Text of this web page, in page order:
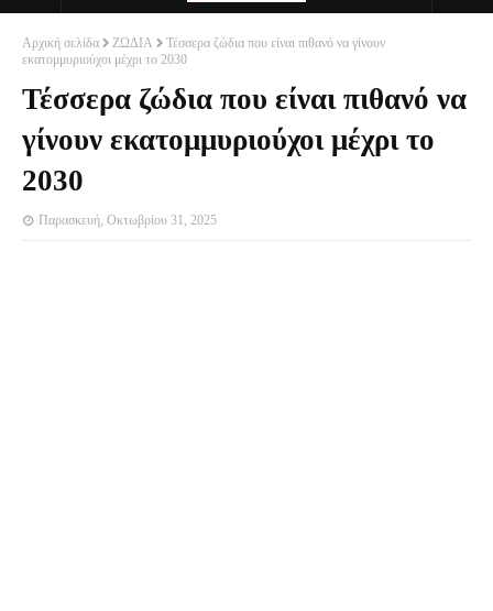
Αρχική σελίδα ΖΩΔΙΑ
Τέσσερα ζώδια που είναι πιθανό να γίνουν
εκατομμυριούχοι μέχρι το 2030
Τέσσερα ζώδια που είναι πιθανό να
γίνουν εκατομμυριούχοι μέχρι το
2030
Παρασκευή, Οκτωβρίου 31, 2025